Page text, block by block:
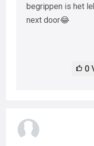
begrippen is het
next door😂
0